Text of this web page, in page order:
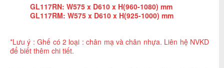
GL117RN: W575 x D610 x H(960-1080) mm
GL117RM: W575 x D610 x H(925-1000) mm
*Lưu ý : Ghế có 2 loại : chân mạ và chân nhựa. Liên hệ NVKD
để biết thêm chi tiết.